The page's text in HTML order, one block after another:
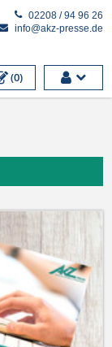
02208 / 94 96 26
info@akz-presse.de
(0)